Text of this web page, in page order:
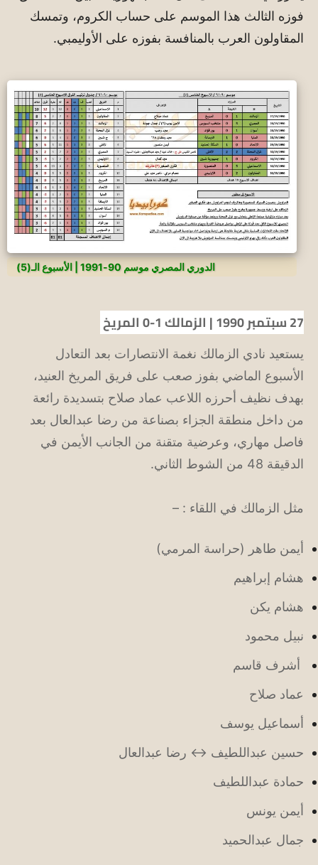
فوزه الثالث هذا الموسم على حساب الكروم، وتمسك
المقاولون العرب بالمنافسة بفوزه على الأوليمبي.
الدوري المصري موسم 90-1991 | الأسبوع الـ(5)
27 سبتمبر 1990 | الزمالك 1-0 المريخ
يستعيد نادي الزمالك نغمة الانتصارات بعد التعادل
الأسبوع الماضي بفوز صعب على فريق المريخ العنيد،
بهدف نظيف أحرزه اللاعب عماد صلاح بتسديدة رائعة
من داخل منطقة الجزاء بصناعة من رضا عبدالعال بعد
فاصل مهاري، وعرضية متقنة من الجانب الأيمن في
الدقيقة 48 من الشوط الثاني.
مثل الزمالك في اللقاء : –
أيمن طاهر (حراسة المرمي)
هشام إبراهيم
هشام يكن
نبيل محمود
أشرف قاسم
عماد صلاح
أسماعيل يوسف
حسين عبداللطيف ↔ رضا عبدالعال
حمادة عبداللطيف
أيمن يونس
جمال عبدالحميد